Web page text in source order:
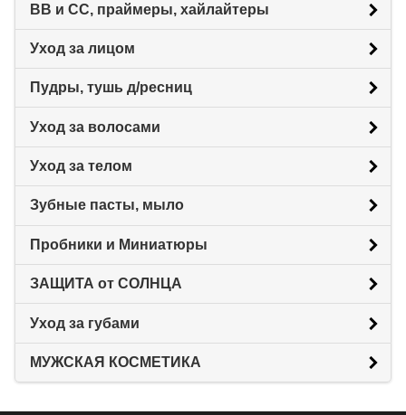
BB и CC, праймеры, хайлайтеры
Уход за лицом
Пудры, тушь д/ресниц
Уход за волосами
Уход за телом
Зубные пасты, мыло
Пробники и Миниатюры
ЗАЩИТА от СОЛНЦА
Уход за губами
МУЖСКАЯ КОСМЕТИКА